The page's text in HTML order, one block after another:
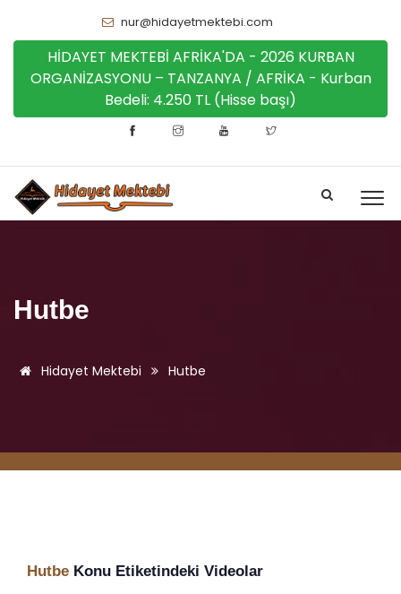
nur@hidayetmektebi.com
HİDAYET MEKTEBİ AFRİKA'DA - 2026 KURBAN
ORGANİZASYONU – TANZANYA / AFRİKA - Kurban
Bedeli: 4.250 TL (Hisse başı)
Hutbe
Hidayet Mektebi Hutbe
Hutbe Konu Etiketindeki Videolar